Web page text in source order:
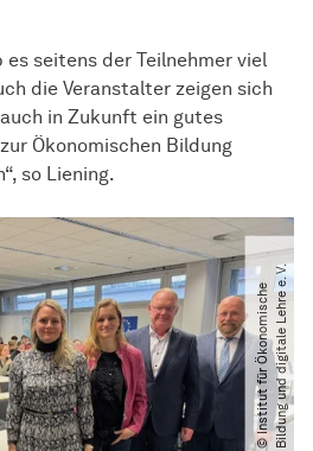
seitens der Teilnehmer viel
die Veranstalter zeigen sich
in Zukunft ein gutes
Ökonomischen Bildung
so Liening.
©
I
n
s
t
i
t
u
t
f
ü
r
Ö
k
o
n
o
m
i
s
c
h
e
B
i
l
d
u
n
g
u
n
d
d
i
g
i
t
a
l
e
L
e
h
r
e
e.
V.